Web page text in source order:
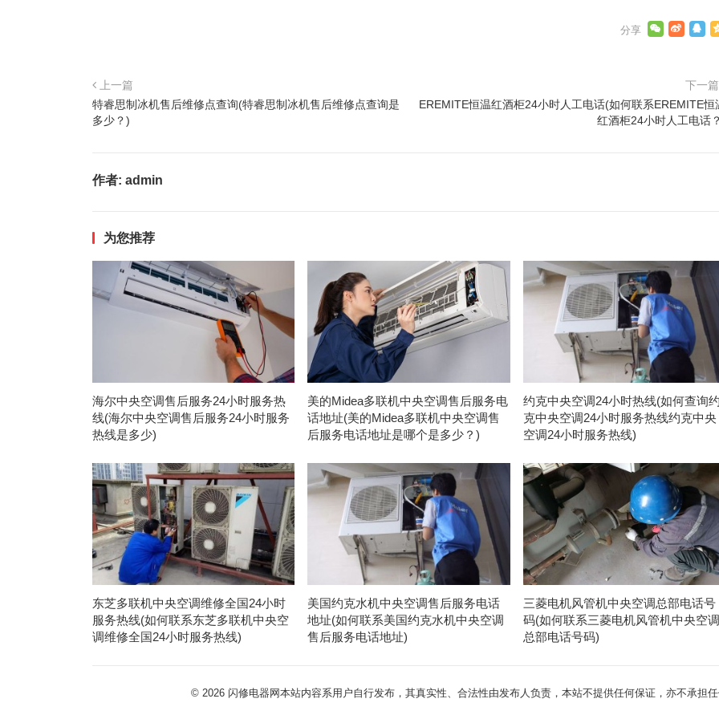
上一篇
特睿思制冰机售后维修点查询(特睿思制冰机售后维修点查询是
多少？)
下一篇
EREMITE恒温红酒柜24小时人工电话(如何联系EREMITE恒
红酒柜24小时人工电话
作者: admin
为您推荐
海尔中央空调售后服务24小时服务热
线(海尔中央空调售后服务24小时服务
热线是多少)
美的Midea多联机中央空调售后服务电
话地址(美的Midea多联机中央空调售
后服务电话地址是哪个是多少？)
约克中央空调24小时热线(如何查询约
克中央空调24小时服务热线约克中央
空调24小时服务热线)
东芝多联机中央空调维修全国24小时
服务热线(如何联系东芝多联机中央空
调维修全国24小时服务热线)
美国约克水机中央空调售后服务电话
地址(如何联系美国约克水机中央空调
售后服务电话地址)
三菱电机风管机中央空调总部电话号
码(如何联系三菱电机风管机中央空调
总部电话号码)
© 2026 闪修电器网本站内容系用户自行发布，其真实性、合法性由发布人负责，本站不提供任何保证，亦不承担